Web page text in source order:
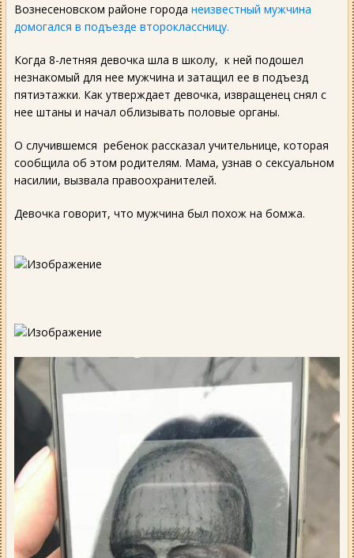
Вознесеновском районе города неизвестный мужчина
домогался в подъезде второклассницу.
Когда 8-летняя девочка шла в школу, к ней подошел
незнакомый для нее мужчина и затащил ее в подъезд
пятиэтажки. Как утверждает девочка, извращенец снял с
нее штаны и начал облизывать половые органы.
О случившемся ребенок рассказал учительнице, которая
сообщила об этом родителям. Мама, узнав о сексуальном
насилии, вызвала правоохранителей.
Девочка говорит, что мужчина был похож на бомжа.